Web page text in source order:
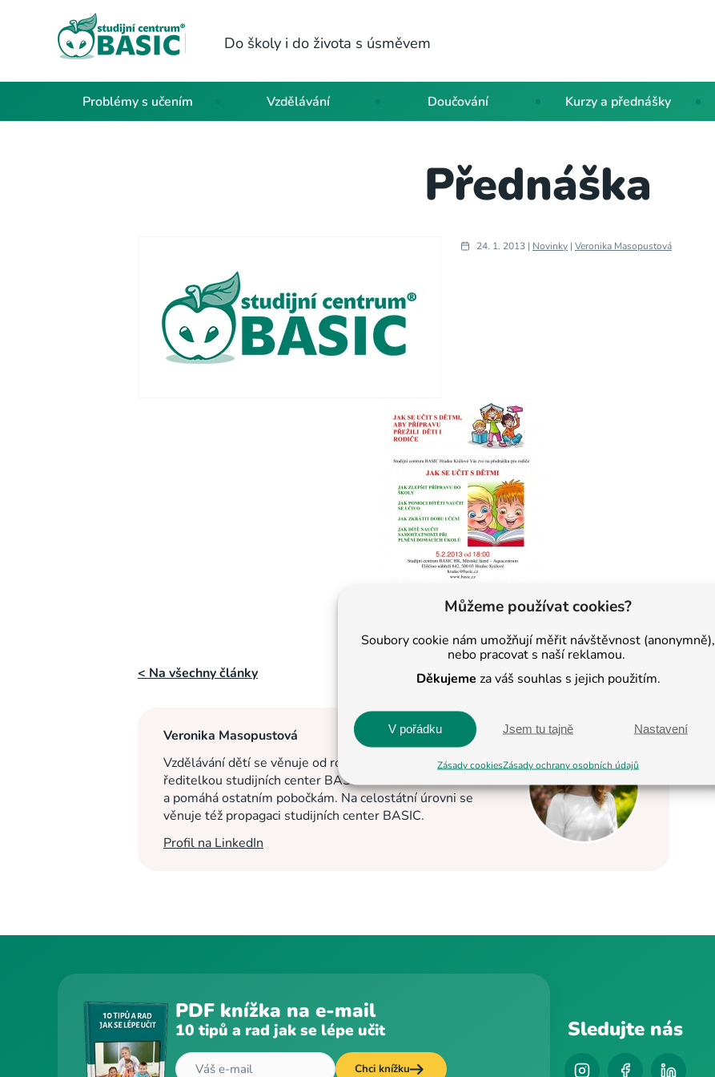
Můžeme používat cookies?
Soubory cookie nám umožňují měřit návštěvnost (anonymně),
nebo pracovat s naší reklamou.
Děkujeme za váš souhlas s jejich použitím.
V pořádku Jsem tu tajně Nastavení
Zásady cookiesZásady ochrany osobních údajů
Do školy i do života s úsměvem
Problémy s učením Vzdělávání Doučování Kurzy a přednášky
Přednáška
24. 1. 2013 | Novinky | Veronika Masopustová
< Na všechny články
Veronika Masopustová
Vzdělávání dětí se věnuje od roku 2013. Nyní je
ředitelkou studijních center BASIC v Jihlavě a Pelhřimově
a pomáhá ostatním pobočkám. Na celostátní úrovni se
věnuje též propagaci studijních center BASIC.
Profil na LinkedIn
PDF knížka na e-mail
10 tipů a rad jak se lépe učit
Chci knížku
Sledujte nás